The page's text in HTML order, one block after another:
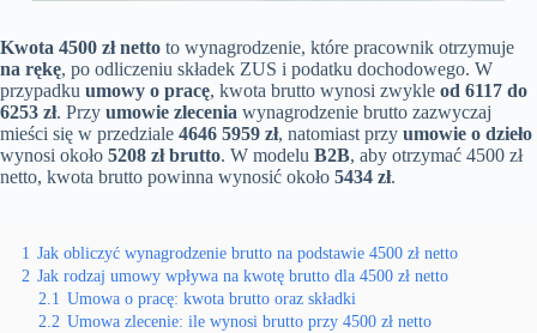
Kwota 4500 zł netto to wynagrodzenie, które pracownik otrzymuje
na rękę, po odliczeniu składek ZUS i podatku dochodowego. W
przypadku umowy o pracę, kwota brutto wynosi zwykle od 6117 do
6253 zł. Przy umowie zlecenia wynagrodzenie brutto zazwyczaj
mieści się w przedziale 4646 5959 zł, natomiast przy umowie o dzieło
wynosi około 5208 zł brutto. W modelu B2B, aby otrzymać 4500 zł
netto, kwota brutto powinna wynosić około 5434 zł.
1 Jak obliczyć wynagrodzenie brutto na podstawie 4500 zł netto
2 Jak rodzaj umowy wpływa na kwotę brutto dla 4500 zł netto
2.1 Umowa o pracę: kwota brutto oraz składki
2.2 Umowa zlecenie: ile wynosi brutto przy 4500 zł netto